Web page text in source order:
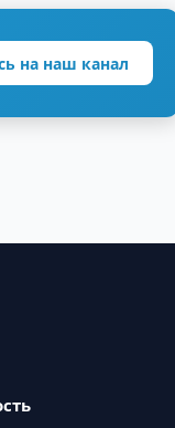
на наш канал